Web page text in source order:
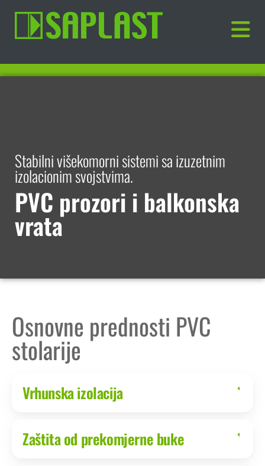
Stabilni višekomorni sistemi sa izuzetnim
izolacionim svojstvima.
PVC prozori i balkonska
vrata
Osnovne prednosti PVC
stolarije
Vrhunska izolacija
Zaštita od prekomjerne buke